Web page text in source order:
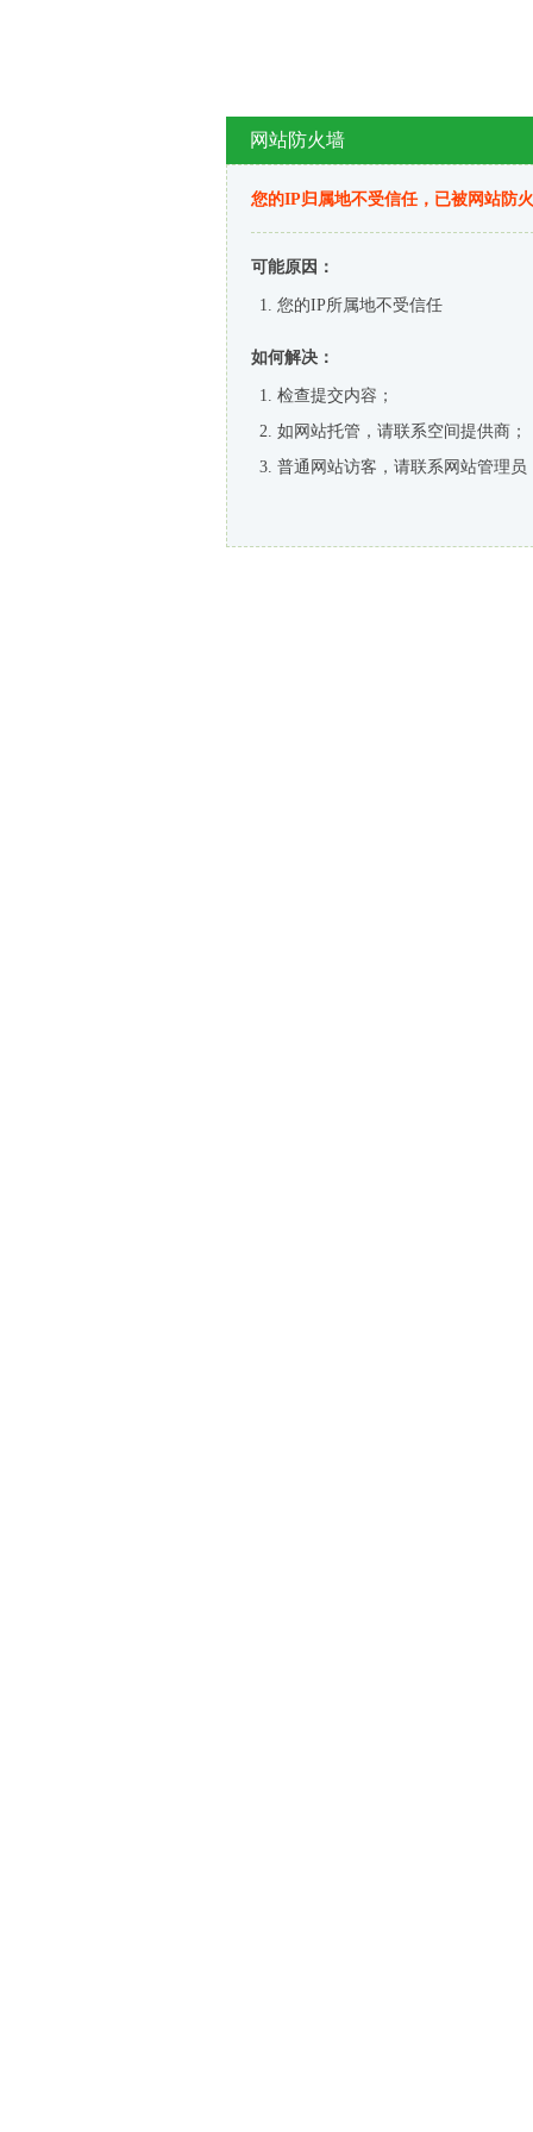
网站防火墙
您的IP归属地不受信任，已被网站防
可能原因：
您的IP所属地不受信任
如何解决：
检查提交内容；
如网站托管，请联系空间提供商；
普通网站访客，请联系网站管理员